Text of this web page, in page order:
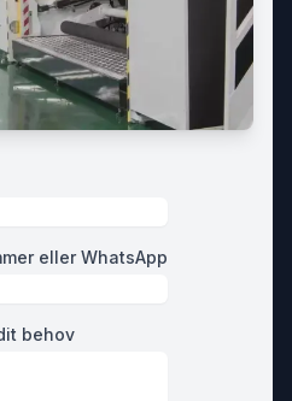
eller WhatsApp
behov